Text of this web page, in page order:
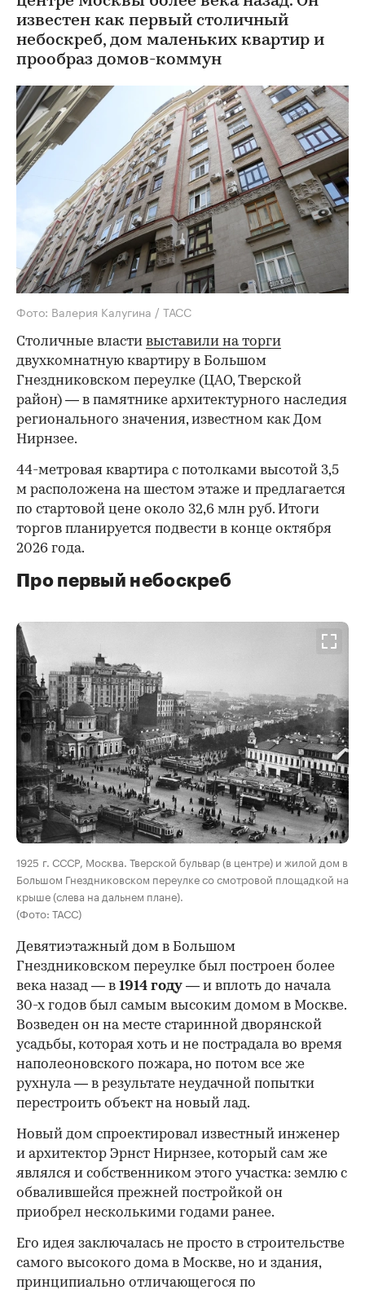
известен как первый столичный
небоскреб, дом маленьких квартир и
прообраз домов-коммун
Фото: Валерия Калугина / ТАСС
Столичные власти выставили на торги
двухкомнатную квартиру в Большом
Гнездниковском переулке (ЦАО, Тверской
район) — в памятнике архитектурного наследия
регионального значения, известном как Дом
Нирнзее.
44-метровая квартира с потолками высотой 3,5
м расположена на шестом этаже и предлагается
по стартовой цене около 32,6 млн руб. Итоги
торгов планируется подвести в конце октября
2026 года.
Про первый небоскреб
00:00 / 00:00
1925 г. СССР, Москва. Тверской бульвар (в центре) и жилой дом в
Большом Гнездниковском переулке со смотровой площадкой на
крыше (слева на дальнем плане).
(Фото: ТАСС)
Девятиэтажный дом в Большом
Гнездниковском переулке был построен более
века назад — в 1914 году — и вплоть до начала
30-х годов был самым высоким домом в Москве.
Возведен он на месте старинной дворянской
усадьбы, которая хоть и не пострадала во время
наполеоновского пожара, но потом все же
рухнула — в результате неудачной попытки
перестроить объект на новый лад.
Новый дом спроектировал известный инженер
и архитектор Эрнст Нирнзее, который сам же
являлся и собственником этого участка: землю с
обвалившейся прежней постройкой он
приобрел несколькими годами ранее.
Его идея заключалась не просто в строительстве
самого высокого дома в Москве, но и здания,
принципиально отличающегося по